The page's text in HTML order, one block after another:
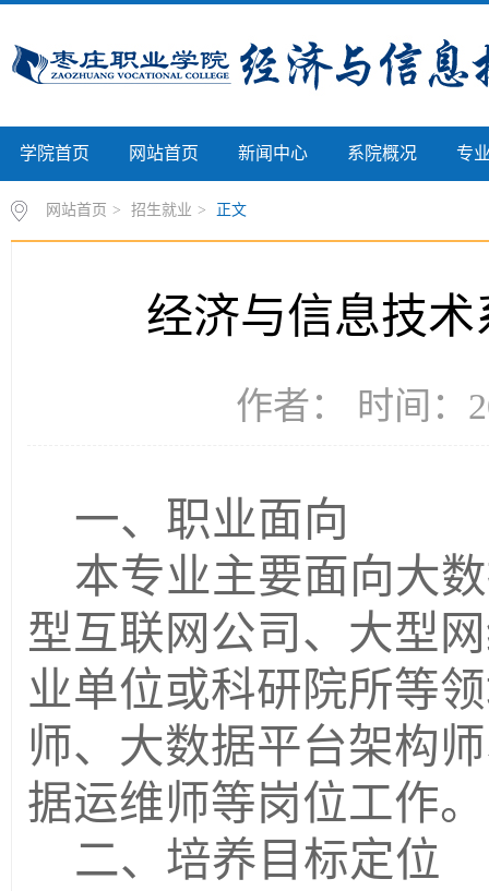
学院首页 网站首页 新闻中心 系院概况 专
网站首页 > 招生就业 > 正文
经济与信息技
作者： 时间：
一、职业面向
本专业主要面向大
型互联网公司、大型
业单位或科研院所等
师、大数据平台架构
据运维师等岗位工作。
二、培养目标定位